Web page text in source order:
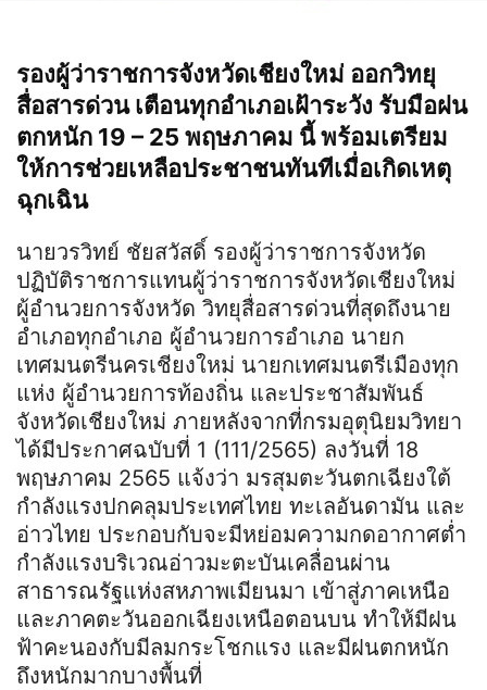
รองผู้ว่าราชการจังหวัดเชียงใหม่ ออกวิทยุ
สื่อสารด่วน เตือนทุกอำเภอเฝ้าระวัง รับมือฝน
ตกหนัก 19 – 25 พฤษภาคม นี้ พร้อมเตรียม
ให้การช่วยเหลือประชาชนทันทีเมื่อเกิดเหตุ
ฉุกเฉิน
นายวรวิทย์ ชัยสวัสดิ์ รองผู้ว่าราชการจังหวัด
ปฏิบัติราชการแทนผู้ว่าราชการจังหวัดเชียงใหม่
ผู้อำนวยการจังหวัด วิทยุสื่อสารด่วนที่สุดถึงนาย
อำเภอทุกอำเภอ ผู้อำนวยการอำเภอ นายก
เทศมนตรีนครเชียงใหม่ นายกเทศมนตรีเมืองทุก
แห่ง ผู้อำนวยการท้องถิ่น และประชาสัมพันธ์
จังหวัดเชียงใหม่ ภายหลังจากที่กรมอุตุนิยมวิทยา
ได้มีประกาศฉบับที่ 1 (111/2565) ลงวันที่ 18
พฤษภาคม 2565 แจ้งว่า มรสุมตะวันตกเฉียงใต้
กำลังแรงปกคลุมประเทศไทย ทะเลอันดามัน และ
อ่าวไทย ประกอบกับจะมีหย่อมความกดอากาศต่ำ
กำลังแรงบริเวณอ่าวมะตะบันเคลื่อนผ่าน
สาธารณรัฐแห่งสหภาพเมียนมา เข้าสู่ภาคเหนือ
และภาคตะวันออกเฉียงเหนือตอนบน ทำให้มีฝน
ฟ้าคะนองกับมีลมกระโชกแรง และมีฝนตกหนัก
ถึงหนักมากบางพื้นที่